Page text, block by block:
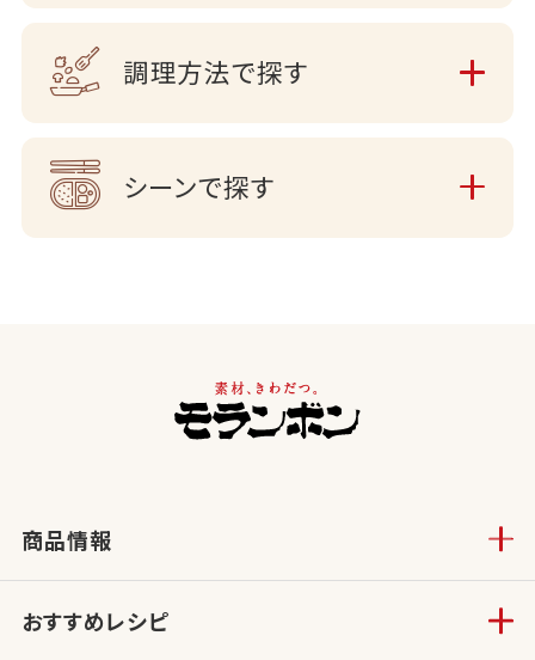
調理方法で探す
シーンで探す
商品情報
おすすめレシピ